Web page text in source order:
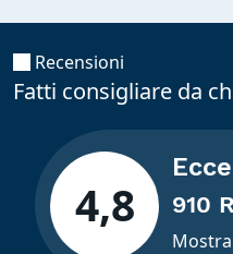
Recensioni
Fatti consigliare da
4,8 910